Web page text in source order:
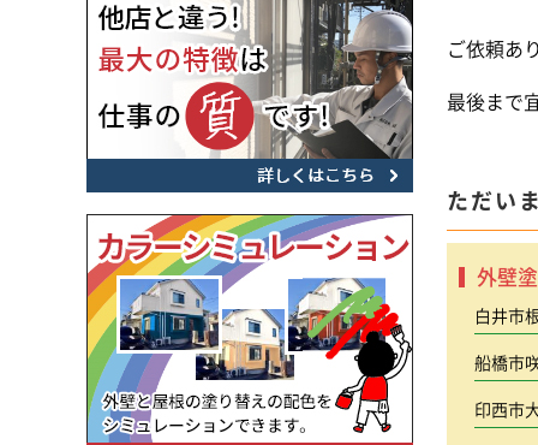
ご依頼あ
最後まで
ただい
外壁
白井市
船橋市
印西市